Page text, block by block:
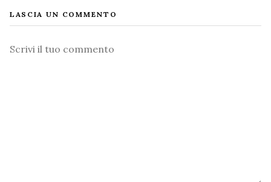
LASCIA UN COMMENTO
Commento